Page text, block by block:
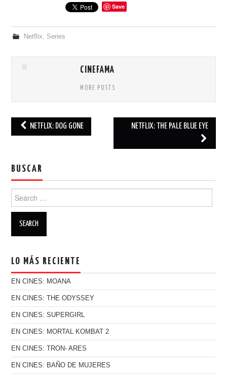
Save
Netflix, Series
CINEFAMA
MORE POSTS
NETFLIX: DOG GONE NETFLIX: THE PALE BLUE EYE
BUSCAR
Search for:
LO MÁS RECIENTE
EN CINES: MOANA
EN CINES: THE ODYSSEY
EN CINES: SUPERGIRL
EN CINES: MORTAL KOMBAT 2
EN CINES: TRON- ARES
EN CINES: BAÑO DE MUJERES